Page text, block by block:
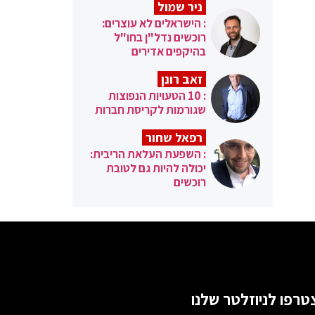
ניר שמול
: הישראלים לא עוצרים:
רוכשים נדל"ן בחו"ל
בהיקפים אדירים
זאב רונן
: 10 הטעויות הנפוצות
שגורמות לקריסת חברות
רפאל שחור
: השפעת העלאת הריבית:
יכולה להיות גם לטובת
רוכשים
לניוזלטר שלנו